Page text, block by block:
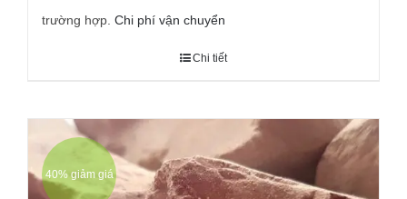
trường hợp. Chi phí vận chuyển
Chi tiết
40% giảm giá